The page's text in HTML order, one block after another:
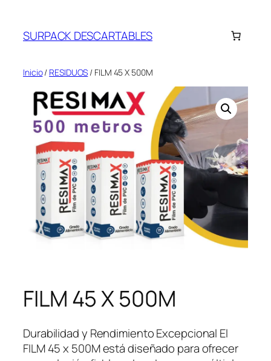
contenido
SURPACK DESCARTABLES
Inicio/ RESIDUOS / FILM 45 X 500M
FILM 45 X 500M
Durabilidad y Rendimiento Excepcional El
FILM 45 x 500M está diseñado para ofrecer